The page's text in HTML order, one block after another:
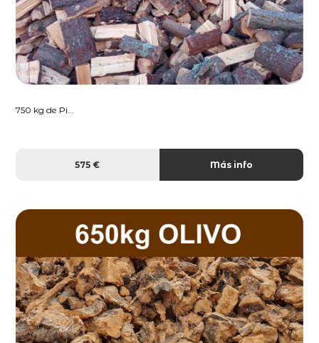
750 kg de Pi...
575 € Más info